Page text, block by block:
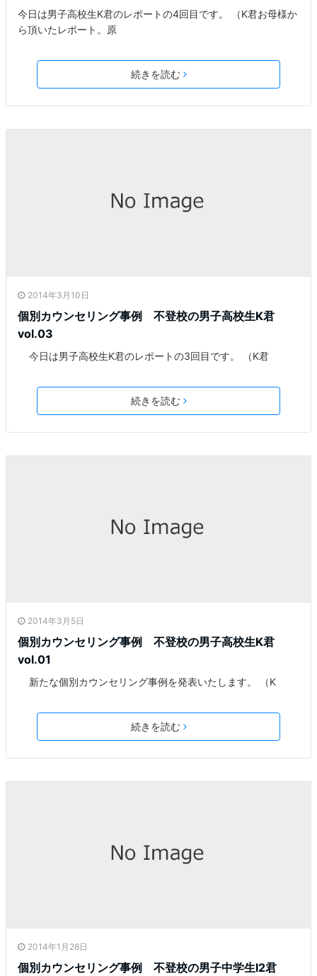
今日は男子高校生K君のレポートの4回目です。 （K君お母様か
ら頂いたレポート。原
続きを読む
2014年3月10日
個別カウンセリング事例 不登校の男子高校生K君
vol.03
今日は男子高校生K君のレポートの3回目です。 （K君
続きを読む
2014年3月5日
個別カウンセリング事例 不登校の男子高校生K君
vol.01
新たな個別カウンセリング事例を発表いたします。 （K
続きを読む
2014年1月28日
個別カウンセリング事例 不登校の男子中学生I2君